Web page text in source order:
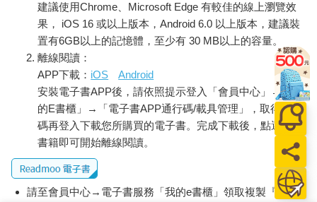
建議使用Chrome、Microsoft Edge 有較佳的線上瀏覽效
果， iOS 16 或以上版本，Android 6.0 以上版本，建議裝
置有6GB以上的記憶體，至少有 30 MB以上的容量。
離線閱讀：
APP下載： iOS
Android
安裝電子書APP後，請依照提示登入「會員中心」→「我
的E書櫃」→「電子書APP通行碼/載具管理」，取得通行
碼再登入下載您所購買的電子書。完成下載後，點選任一
書籍即可開始離線閱讀。
請至會員中心→電子書服務「我的e書櫃」領取複製『兌換